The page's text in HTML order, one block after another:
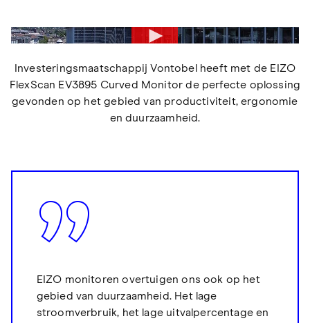
Investeringsmaatschappij Vontobel heeft met de EIZO
FlexScan EV3895 Curved Monitor de perfecte oplossing
gevonden op het gebied van productiviteit, ergonomie
en duurzaamheid.
EIZO monitoren overtuigen ons ook op het
gebied van duurzaamheid. Het lage
stroomverbruik, het lage uitvalpercentage en